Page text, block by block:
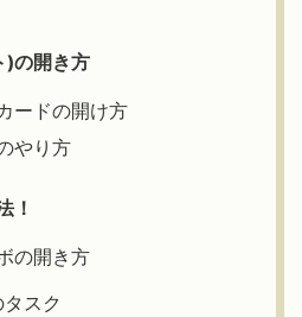
)の開き方
ードの開け方
やり方
！
の開き方
スク